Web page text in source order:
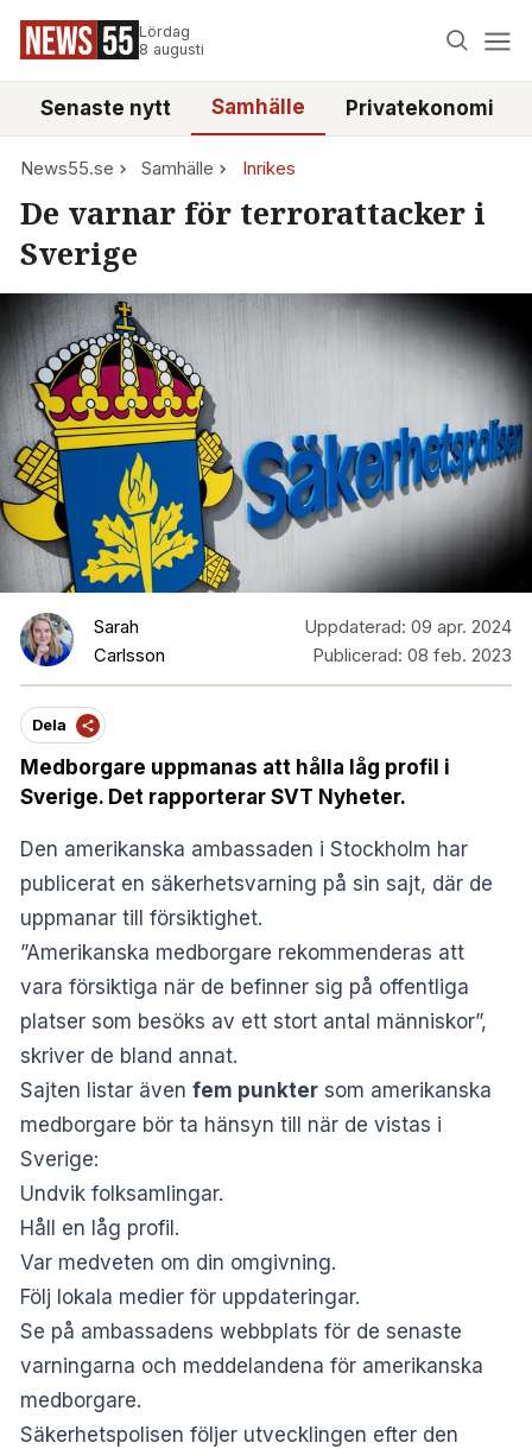
Lördag
8 augusti
Senaste nytt Samhälle Privatekonomi
News55.se Samhälle Inrikes
De varnar för terrorattacker i
Sverige
Sarah
Carlsson
Uppdaterad: 09 apr. 2024
Publicerad: 08 feb. 2023
Dela
Medborgare uppmanas att hålla låg profil i
Sverige. Det rapporterar SVT Nyheter.
Den amerikanska ambassaden i Stockholm har
publicerat en säkerhetsvarning på sin sajt, där de
uppmanar till försiktighet.
”Amerikanska medborgare rekommenderas att
vara försiktiga när de befinner sig på offentliga
platser som besöks av ett stort antal människor”,
skriver de bland annat.
Sajten listar även fem punkter som amerikanska
medborgare bör ta hänsyn till när de vistas i
Sverige:
Undvik folksamlingar.
Håll en låg profil.
Var medveten om din omgivning.
Följ lokala medier för uppdateringar.
Se på ambassadens webbplats för de senaste
varningarna och meddelandena för amerikanska
medborgare.
Säkerhetspolisen följer utvecklingen efter den